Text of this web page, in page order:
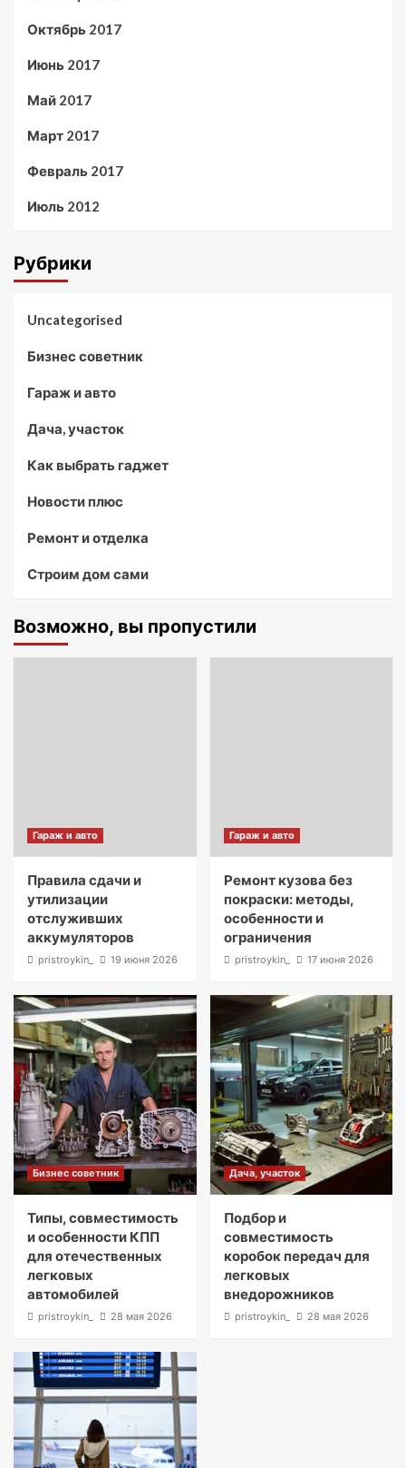
Октябрь 2017
Июнь 2017
Май 2017
Март 2017
Февраль 2017
Июль 2012
Рубрики
Uncategorised
Бизнес советник
Гараж и авто
Дача, участок
Как выбрать гаджет
Новости плюс
Ремонт и отделка
Строим дом сами
Возможно, вы пропустили
Гараж и авто
Правила сдачи и
утилизации
отслуживших
аккумуляторов
pristroykin_ 19 июня 2026
Гараж и авто
Ремонт кузова без
покраски: методы,
особенности и
ограничения
pristroykin_ 17 июня 2026
Бизнес советник
Типы, совместимость
и особенности КПП
для отечественных
легковых
автомобилей
pristroykin_ 28 мая 2026
Дача, участок
Подбор и
совместимость
коробок передач для
легковых
внедорожников
pristroykin_ 28 мая 2026